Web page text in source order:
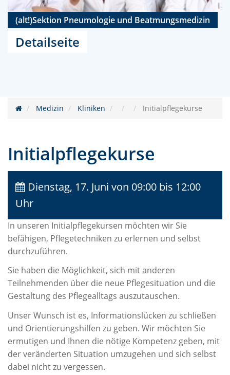
(alt!)Sektion Pneumologie und Beatmungsmedizin
Detailseite
Medizin Kliniken Initialpflegekurse
Initialpflegekurse
Dienstag, 17. Juni von 09:00 bis 12:00
Uhr
In unseren Initialpflegekursen möchten wir Sie
befähigen, Pflegetechniken zu erlernen und selbst
durchzuführen.
Sie haben die Möglichkeit, sich mit anderen
Teilnehmenden über die neue Pflegesituation und die
Gestaltung des Pflegealltags auszutauschen.
Unser Wunsch ist es, Informationslücken zu schließen
und Orientierungshilfen zu geben. Wir möchten Sie
ermutigen und Ihnen die nötige Kompetenz geben, mit
der veränderten Situation umzugehen und sich selbst
dabei nicht zu vergessen.